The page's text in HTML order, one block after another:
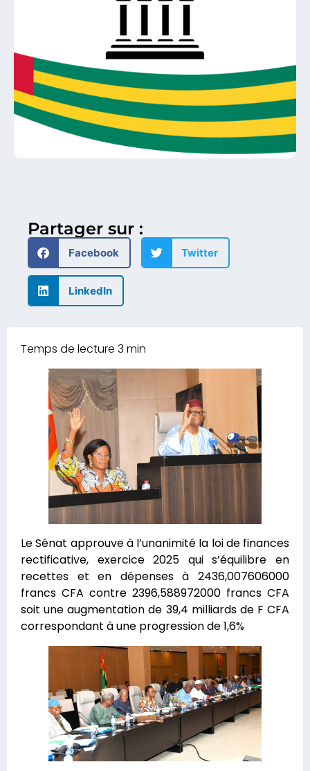
Partager sur :
Facebook Twitter
LinkedIn
Le Sénat approuve à l’unanimité la loi de finances
rectificative, exercice 2025 qui s’équilibre en
recettes et en dépenses à 2436,007606000
francs CFA contre 2396,588972000 francs CFA
soit une augmentation de 39,4 milliards de F CFA
correspondant à une progression de 1,6%